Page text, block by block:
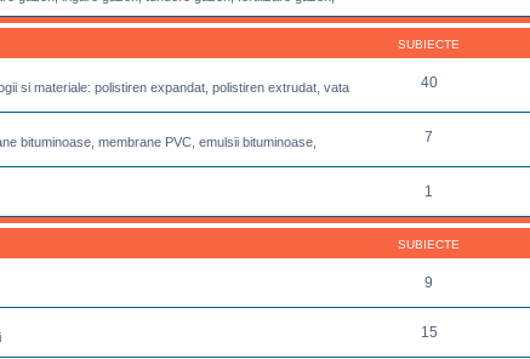
SUBIECTE
si materiale: polistiren expandat, polistiren extrudat, vata
40
bituminoase, membrane PVC, emulsii bituminoase,
7
1
SUBIECTE
9
15